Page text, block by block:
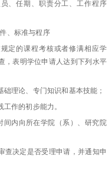
、任期、职责分工、工作程序
、标准与程序
定的课程考核或者修满相应学
，表明学位申请人达到下列水平
础理论、专门知识和基本技能；
作的初步能力。
内向所在学院（系）、研究院
查决定是否受理申请，并通知申